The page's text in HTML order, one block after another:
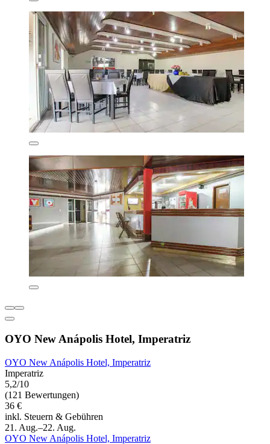
OYO New Anápolis Hotel, Imperatriz
OYO New Anápolis Hotel, Imperatriz
Imperatriz
5,2/10
(121 Bewertungen)
36 €
inkl. Steuern & Gebühren
21. Aug.–22. Aug.
OYO New Anápolis Hotel, Imperatriz